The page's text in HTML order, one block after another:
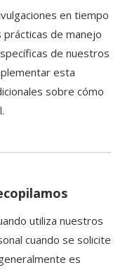
en tiempo
prácticas de manejo
de nuestros
esta
sobre cómo
utiliza nuestros
cuando se solicite
es